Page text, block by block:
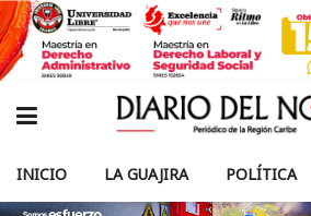
INICIO LA GUAJIRA POLÍTICA